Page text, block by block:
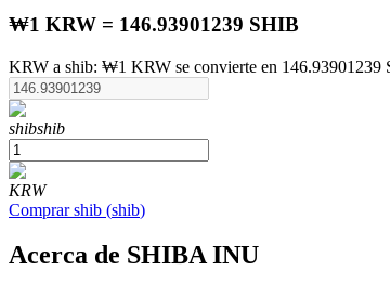
Futuros del USDT
Futuros que utilizan USDT como garantía
₩1 KRW = 146.93901239 SHIB
KRW a shib: ₩1 KRW se convierte en
shibshib
KRW
Comprar shib (shib)
Acerca de SHIBA INU